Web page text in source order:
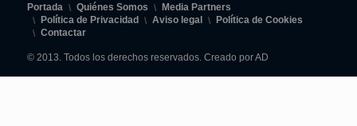
Portada Quiénes Somos
Media Partners
Política de Privacidad
Aviso legal
Política de Cookies
Contactar
© 2013. Todos los derechos reservados. Creado por AD